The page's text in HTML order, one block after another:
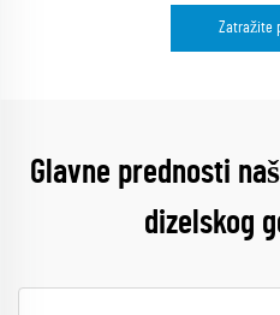
Zatražite
Glavne prednosti
dizelskog